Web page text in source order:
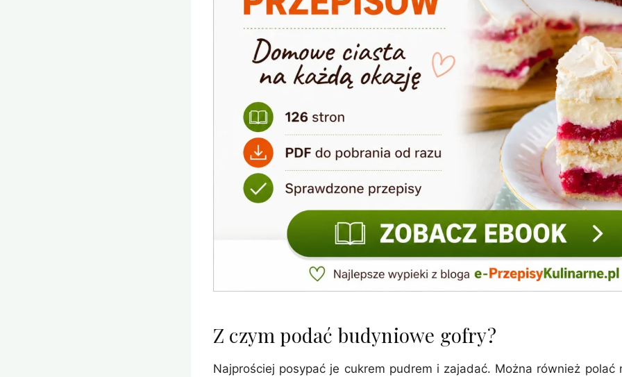
Z czym podać budyniowe gofry?
Najprościej posypać je cukrem pudrem i zajadać. Można również polać